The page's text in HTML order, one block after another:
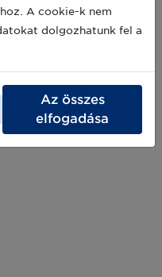
A cookie-k nem
dolgozhatunk fel a
Az összes
elfogadása